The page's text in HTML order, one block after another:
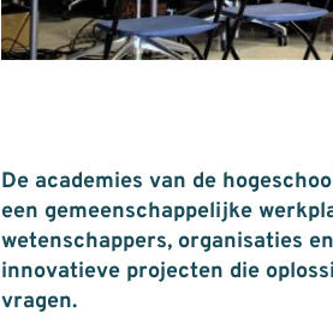
De academies van de
een gemeenschappelijke
wetenschappers, organisaties
innovatieve projecten die
vragen.